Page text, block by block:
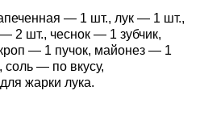
— 1 шт., лук — 1 шт.,
2 шт., чеснок — 1 зубчик,
— 1 пучок, майонез — 1
соль — по вкусу,
жарки лука.